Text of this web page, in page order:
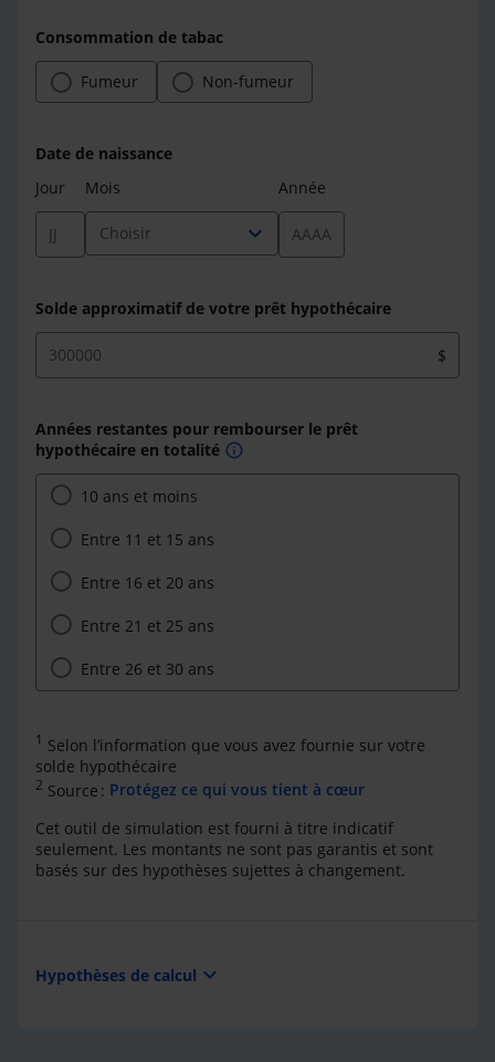
Consommation de tabac
Fumeur Non-fumeur
Date de naissance
Jour
Mois
Choisir expand_more
Année
Solde approximatif de votre prêt hypothécaire
$
Années restantes pour rembourser le prêt
hypothécaire en totalité info
10 ans et moins
Entre 11 et 15 ans
Entre 16 et 20 ans
Entre 21 et 25 ans
Entre 26 et 30 ans
1 Selon l’information que vous avez fournie sur votre
solde hypothécaire
2 Source : Protégez ce qui vous tient à cœur
Cet outil de simulation est fourni à titre indicatif
seulement. Les montants ne sont pas garantis et sont
basés sur des hypothèses sujettes à changement.
Hypothèses de calcul expand_more